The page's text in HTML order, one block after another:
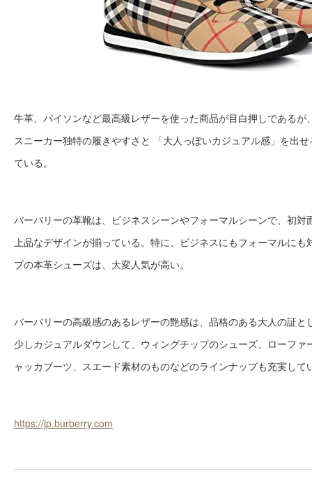
牛革、パイソンなど最高級レザーを使った商品が目白押しであるが
スニーカー独特の履きやすさと 「大人っぽいカジュアル感」を出
ている。
バーバリーの革靴は、ビジネスシーンやフォーマルシーンで、初対
上品なデザインが揃っている。特に、ビジネスにもフォーマルにも
プの本革シューズは、大変人気が高い。
バーバリーの高級感のあるレザーの艶感は、品格のある大人の証と
少しカジュアルダウンして、ウィングチップのシューズ、ローファ
ャッカブーツ、スエード素材のものなどのラインナップも充実して
https://jp.burberry.com